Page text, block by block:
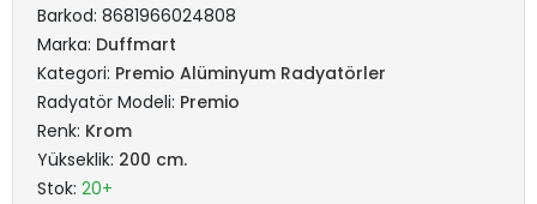
Barkod: 8681966024808
Marka: Duffmart
Kategori: Premio Alüminyum Radyatörler
Radyatör Modeli: Premio
Renk: Krom
Yükseklik: 200 cm.
Stok: 20+